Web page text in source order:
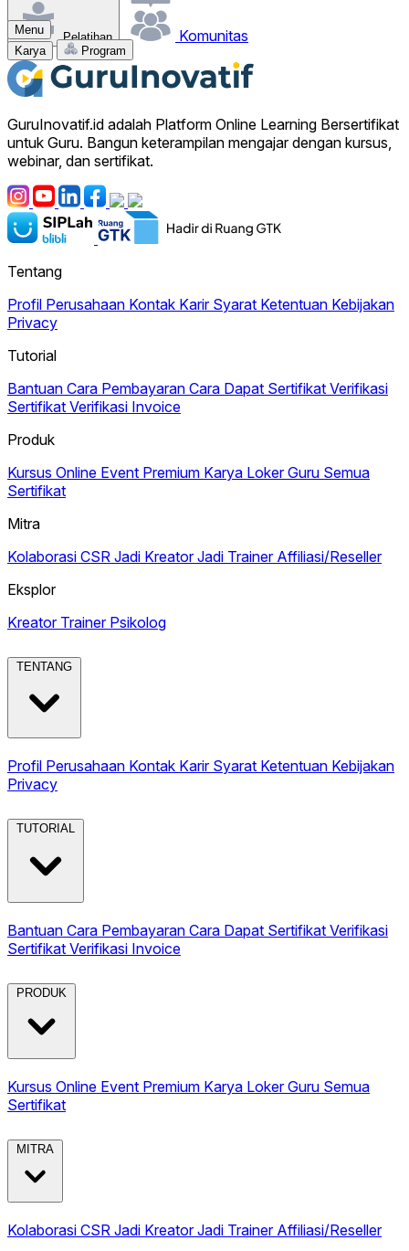
Pelatihan Komunitas
Menu
Karya
Program
GuruInovatif.id adalah Platform Online Learning Bersertifikat
untuk Guru. Bangun keterampilan mengajar dengan kursus,
webinar, dan sertifikat.
Tentang
Profil Perusahaan Kontak Karir Syarat Ketentuan Kebijakan
Privacy
Tutorial
Bantuan Cara Pembayaran Cara Dapat Sertifikat Verifikasi
Sertifikat Verifikasi Invoice
Produk
Kursus Online Event Premium Karya Loker Guru Semua
Sertifikat
Mitra
Kolaborasi CSR Jadi KreatorJadi Trainer Affiliasi/Reseller
Eksplor
Kreator Trainer Psikolog
TENTANG
Profil Perusahaan Kontak Karir Syarat Ketentuan Kebijakan
Privacy
TUTORIAL
Bantuan Cara Pembayaran Cara Dapat Sertifikat Verifikasi
Sertifikat Verifikasi Invoice
PRODUK
Kursus Online Event Premium Karya Loker Guru Semua
Sertifikat
MITRA
Kolaborasi CSR Jadi KreatorJadi Trainer Affiliasi/Reseller